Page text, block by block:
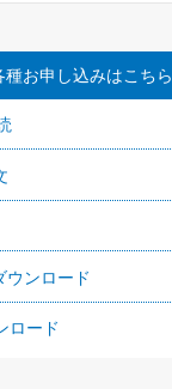
種お申し込みはこちら
ウンロード
ロード